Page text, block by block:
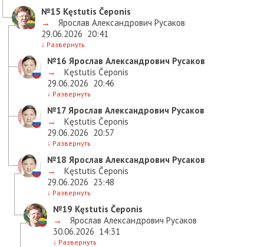
№15 Kęstutis Čeponis
→
Ярослав Александрович Русаков
29.06.2026 20:41
↓ Развернуть
№16 Ярослав Александрович Русаков
→
Kęstutis Čeponis
29.06.2026 20:46
↓ Развернуть
№17 Ярослав Александрович Русаков
→
Kęstutis Čeponis
29.06.2026 20:57
↓ Развернуть
№18 Ярослав Александрович Русаков
→
Kęstutis Čeponis
29.06.2026 23:48
↓ Развернуть
№19 Kęstutis Čeponis
→
Ярослав Александрович Русаков
30.06.2026 14:31
↓ Развернуть